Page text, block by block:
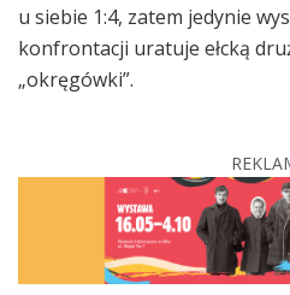
u siebie 1:4, zatem jedynie
konfrontacji uratuje ełcką
„okręgówki”.